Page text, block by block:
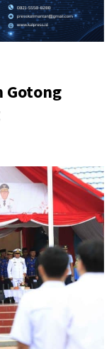
Gotong